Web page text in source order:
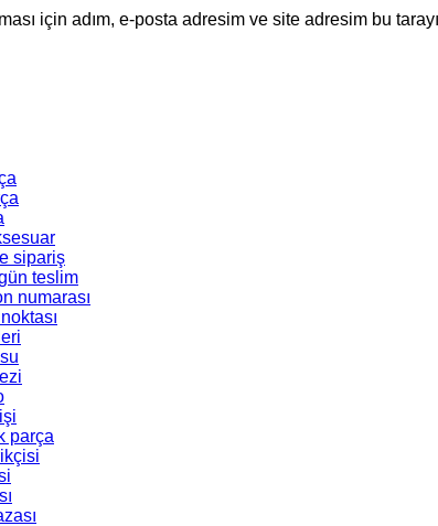
için adım, e-posta adresim ve site adresim bu
sipariş
teslim
numarası
parça